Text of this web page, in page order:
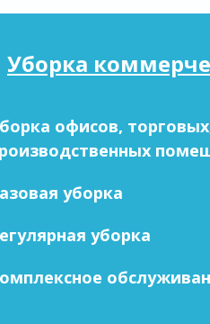
Уборка
офисов,
уборка
уборка